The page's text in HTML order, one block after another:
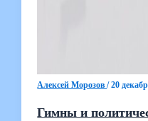
Алексей Морозов/20
Гимны и